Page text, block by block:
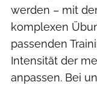
werden – mit
komplexen
passenden
Intensität der
anpassen. Bei